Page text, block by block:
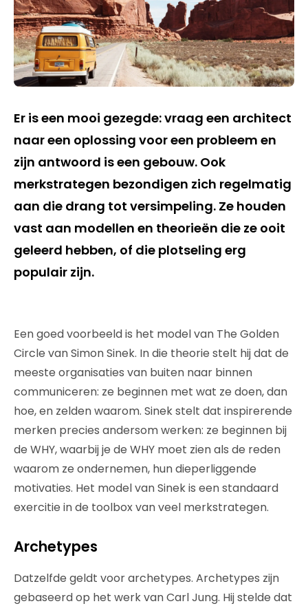
Er is een mooi gezegde: vraag een architect
naar een oplossing voor een probleem en
zijn antwoord is een gebouw. Ook
merkstrategen bezondigen zich regelmatig
aan die drang tot versimpeling. Ze houden
vast aan modellen en theorieën die ze ooit
geleerd hebben, of die plotseling erg
populair zijn.
Een goed voorbeeld is het model van The Golden
Circle van Simon Sinek. In die theorie stelt hij dat de
meeste organisaties van buiten naar binnen
communiceren: ze beginnen met wat ze doen, dan
hoe, en zelden waarom. Sinek stelt dat inspirerende
merken precies andersom werken: ze beginnen bij
de WHY, waarbij je de WHY moet zien als de reden
waarom ze ondernemen, hun dieperliggende
motivaties. Het model van Sinek is een standaard
exercitie in de toolbox van veel merkstrategen.
Archetypes
Datzelfde geldt voor archetypes. Archetypes zijn
gebaseerd op het werk van Carl Jung. Hij stelde dat